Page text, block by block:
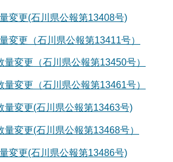
変更(石川県公報第13408号)
変更（石川県公報第13411号）
変更（石川県公報第13450号）
変更（石川県公報第13461号）
量変更(石川県公報第13463号)
変更(石川県公報第13468号）
変更(石川県公報第13486号)